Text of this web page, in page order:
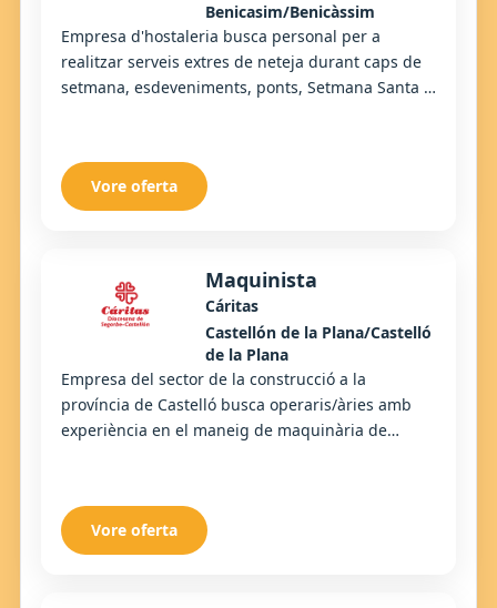
Benicasim/Benicàssim
Empresa d'hostaleria busca personal per a
realitzar serveis extres de neteja durant caps de
setmana, esdeveniments, ponts, Setmana Santa i
Vore oferta
Maquinista
Cáritas
Castellón de la Plana/Castelló
de la Plana
Empresa del sector de la construcció a la
província de Castelló busca operaris/àries amb
experiència en el maneig de maquinària de
Vore oferta